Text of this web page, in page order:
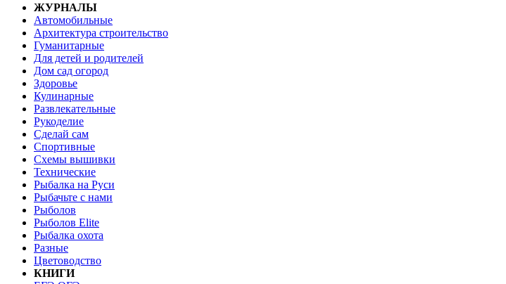
ЖУРНАЛЫ
Автомобильные
Архитектура строительство
Гуманитарные
Для детей и родителей
Дом сад огород
Здоровье
Кулинарные
Развлекательные
Рукоделие
Сделай сам
Спортивные
Схемы вышивки
Технические
Рыбалка на Руси
Рыбачьте с нами
Рыболов
Рыболов Elite
Рыбалка охота
Разные
Цветоводство
КНИГИ